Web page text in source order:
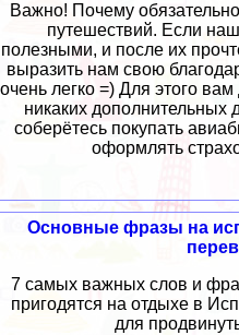
Важно! Почему
путешествий. Если
полезными, и после их
выразить нам свою
очень легко =) Для этого
никаких дополнительных
соберётесь покупать
оформлять
Основные фразы на
7 самых важных слов и
пригодятся на отдыхе в
для